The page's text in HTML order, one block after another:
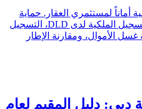
أماناً لمستثمري العقار. حماية
الضمان المصرفي من RERA، تسجيل الملكية لدى DLD، التسجيل
غسل الأموال، ومقارنة الإطار
دبي: دليل المقيم لعام